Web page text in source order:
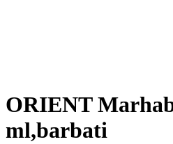
ORIENT
ml,barbati